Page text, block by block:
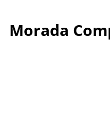
Morada